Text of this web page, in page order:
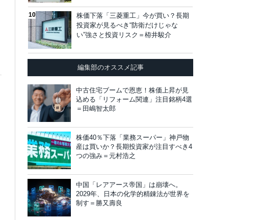
株価下落「三菱重工」今が買い？長期
投資家が見るべき“防衛だけじゃな
い”強さと投資リスク＝栫井駿介
編集部のオススメ記事
中古住宅ブームで恩恵！株価上昇が見
込める「リフォーム関連」注目銘柄4選
＝田嶋智太郎
株価40％下落「業務スーパー」神戸物
産は買いか？長期投資家が注目すべき4
つの強み＝元村浩之
中国「レアアース帝国」は崩壊へ。
2029年、日本の化学的精錬法が世界を
制す＝勝又壽良